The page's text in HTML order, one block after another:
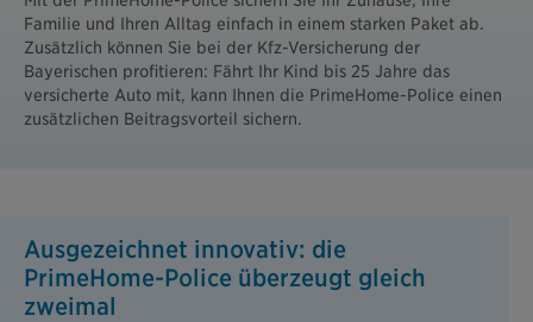
Familie und Ihren Alltag einfach in einem starken Paket ab.
Zusätzlich können Sie bei der Kfz-Versicherung der
Bayerischen profitieren: Fährt Ihr Kind bis 25 Jahre das
versicherte Auto mit, kann Ihnen die PrimeHome-Police einen
zusätzlichen Beitragsvorteil sichern.
Ausgezeichnet innovativ: die
PrimeHome-Police überzeugt gleich
zweimal